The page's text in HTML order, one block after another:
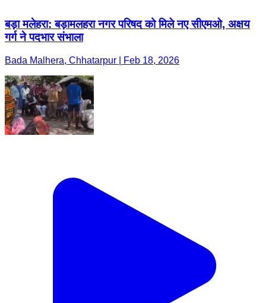
बड़ा मलेहरा: बड़ामलहरा नगर परिषद को मिले नए सीएमओ, अक्षय
गर्ग ने पदभार संभाला
Bada Malhera, Chhatarpur | Feb 18, 2026